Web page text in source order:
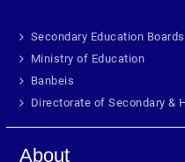
Secondary Education Boards
Ministry of Education
Banbeis
Directorate of Secondary &
About